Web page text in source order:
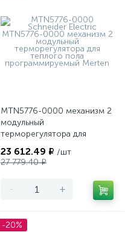
MTN5776-0000 механизм 2
модульный
терморегулятора для
программируемый Merten
23 612.49 ₽ /шт
27 779.40 ₽
- +
-20%